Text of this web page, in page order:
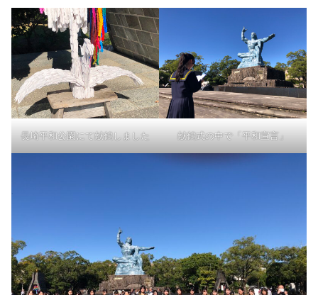
長崎平和公園にて献鶴しました 献鶴式の中で「平和宣言」